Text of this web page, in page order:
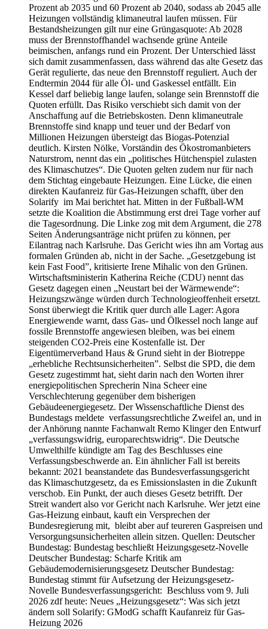
Prozent ab 2035 und 60 Prozent ab 2040, sodass ab 2045 alle
Heizungen vollständig klimaneutral laufen müssen. Für
Bestandsheizungen gilt nur eine Grüngasquote: Ab 2028
muss der Brennstoffhandel wachsende grüne Anteile
beimischen, anfangs rund ein Prozent. Der Unterschied lässt
sich damit zusammenfassen, dass während das alte Gesetz das
Gerät regulierte, das neue den Brennstoff reguliert. Auch der
Endtermin 2044 für alle Öl- und Gaskessel entfällt. Ein
Kessel darf beliebig lange laufen, solange sein Brennstoff die
Quoten erfüllt. Das Risiko verschiebt sich damit von der
Anschaffung auf die Betriebskosten. Denn klimaneutrale
Brennstoffe sind knapp und teuer und der Bedarf von
Millionen Heizungen übersteigt das Biogas-Potenzial
deutlich. Kirsten Nölke, Vorständin des Ökostromanbieters
Naturstrom, nennt das ein „politisches Hütchenspiel zulasten
des Klimaschutzes“. Die Quoten gelten zudem nur für nach
dem Stichtag eingebaute Heizungen. Eine Lücke, die einen
direkten Kaufanreiz für Gas-Heizungen schafft, über den
Solarify im Mai berichtet hat. Mitten in der Fußball-WM
setzte die Koalition die Abstimmung erst drei Tage vorher auf
die Tagesordnung. Die Linke zog mit dem Argument, die 278
Seiten Änderungsanträge nicht prüfen zu können, per
Eilantrag nach Karlsruhe. Das Gericht wies ihn am Vortag aus
formalen Gründen ab, nicht in der Sache. „Gesetzgebung ist
kein Fast Food”, kritisierte Irene Mihalic von den Grünen.
Wirtschaftsministerin Katherina Reiche (CDU) nennt das
Gesetz dagegen einen „Neustart bei der Wärmewende“:
Heizungszwänge würden durch Technologieoffenheit ersetzt.
Sonst überwiegt die Kritik quer durch alle Lager: Agora
Energiewende warnt, dass Gas- und Ölkessel noch lange auf
fossile Brennstoffe angewiesen bleiben, was bei einem
steigenden CO2-Preis eine Kostenfalle ist. Der
Eigentümerverband Haus & Grund sieht in der Biotreppe
„erhebliche Rechtsunsicherheiten”. Selbst die SPD, die dem
Gesetz zugestimmt hat, sieht darin nach den Worten ihrer
energiepolitischen Sprecherin Nina Scheer eine
Verschlechterung gegenüber dem bisherigen
Gebäudeenergiegesetz. Der Wissenschaftliche Dienst des
Bundestags meldete verfassungsrechtliche Zweifel an, und in
der Anhörung nannte Fachanwalt Remo Klinger den Entwurf
„verfassungswidrig, europarechtswidrig“. Die Deutsche
Umwelthilfe kündigte am Tag des Beschlusses eine
Verfassungsbeschwerde an. Ein ähnlicher Fall ist bereits
bekannt: 2021 beanstandete das Bundesverfassungsgericht
das Klimaschutzgesetz, da es Emissionslasten in die Zukunft
verschob. Ein Punkt, der auch dieses Gesetz betrifft. Der
Streit wandert also vor Gericht nach Karlsruhe. Wer jetzt eine
Gas-Heizung einbaut, kauft ein Versprechen der
Bundesregierung mit, bleibt aber auf teureren Gaspreisen und
Versorgungsunsicherheiten allein sitzen. Quellen: Deutscher
Bundestag: Bundestag beschließt Heizungsgesetz-Novelle
Deutscher Bundestag: Scharfe Kritik am
Gebäudemodernisierungsgesetz Deutscher Bundestag:
Bundestag stimmt für Aufsetzung der Heizungsgesetz-
Novelle Bundesverfassungsgericht: Beschluss vom 9. Juli
2026 zdf heute: Neues „Heizungsgesetz“: Was sich jetzt
ändern soll Solarify: GModG schafft Kaufanreiz für Gas-
Heizung 2026